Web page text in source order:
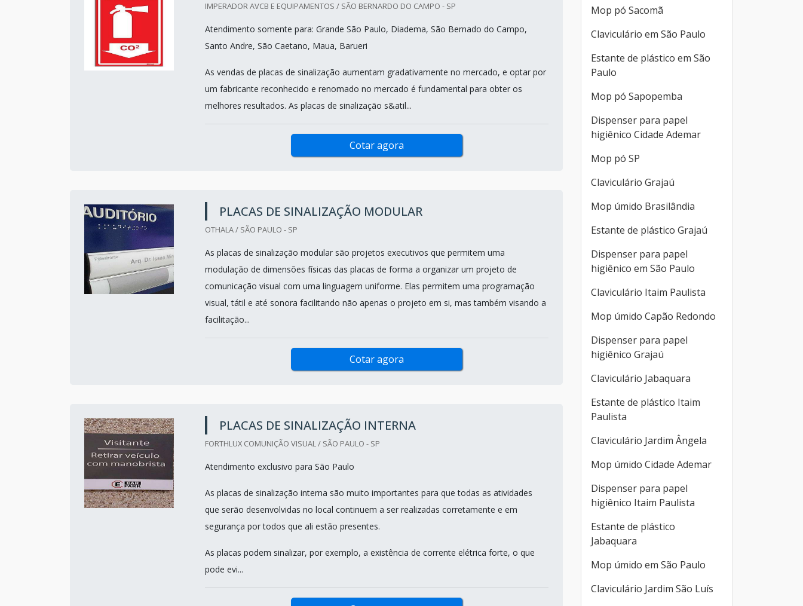
IMPERADOR AVCB E EQUIPAMENTOS / SÃO BERNARDO DO CAMPO - SP
Atendimento somente para: Grande São Paulo, Diadema, São Bernado do Campo,
Santo Andre, São Caetano, Maua, Barueri
As vendas de placas de sinalização aumentam gradativamente no mercado, e optar por
um fabricante reconhecido e renomado no mercado é fundamental para obter os
melhores resultados. As placas de sinalização s&atil...
Cotar agora
PLACAS DE SINALIZAÇÃO MODULAR
OTHALA / SÃO PAULO - SP
As placas de sinalização modular são projetos executivos que permitem uma
modulação de dimensões físicas das placas de forma a organizar um projeto de
comunicação visual com uma linguagem uniforme. Elas permitem uma programação
visual, tátil e até sonora facilitando não apenas o projeto em si, mas também visando a
facilitação...
Cotar agora
PLACAS DE SINALIZAÇÃO INTERNA
FORTHLUX COMUNIÇÃO VISUAL / SÃO PAULO - SP
Atendimento exclusivo para São Paulo
As placas de sinalização interna são muito importantes para que todas as atividades
que serão desenvolvidas no local continuem a ser realizadas corretamente e em
segurança por todos que ali estão presentes.
As placas podem sinalizar, por exemplo, a existência de corrente elétrica forte, o que
pode evi...
Mop pó Sacomã
Claviculário em São Paulo
Estante de plástico em São
Paulo
Mop pó Sapopemba
Dispenser para papel
higiênico Cidade Ademar
Mop pó SP
Claviculário Grajaú
Mop úmido Brasilândia
Estante de plástico Grajaú
Dispenser para papel
higiênico em São Paulo
Claviculário Itaim Paulista
Mop úmido Capão Redondo
Dispenser para papel
higiênico Grajaú
Claviculário Jabaquara
Estante de plástico Itaim
Paulista
Claviculário Jardim Ângela
Mop úmido Cidade Ademar
Dispenser para papel
higiênico Itaim Paulista
Estante de plástico
Jabaquara
Mop úmido em São Paulo
Claviculário Jardim São Luís